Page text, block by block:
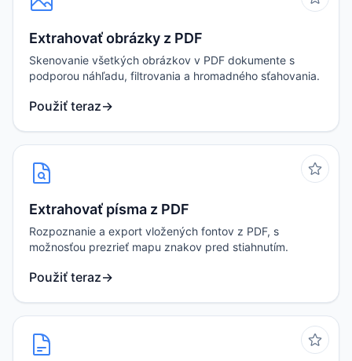
Extrahovať obrázky z PDF
Skenovanie všetkých obrázkov v PDF dokumente s
podporou náhľadu, filtrovania a hromadného sťahovania.
Použiť teraz→
Extrahovať písma z PDF
Rozpoznanie a export vložených fontov z PDF, s
možnosťou prezrieť mapu znakov pred stiahnutím.
Použiť teraz→